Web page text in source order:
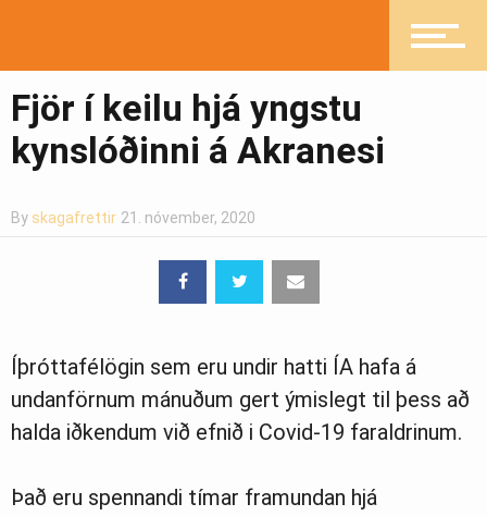
Mannlíf
Heilsueflandi samfélag
Greinasafn
Ljósmyndasafn
Fjör í keilu hjá yngstu
kynslóðinni á Akranesi
By skagafrettir 21. nóvember, 2020
Íþróttafélögin sem eru undir hatti ÍA hafa á
undanförnum mánuðum gert ýmislegt til þess að
halda iðkendum við efnið i Covid-19 faraldrinum.
Það eru spennandi tímar framundan hjá